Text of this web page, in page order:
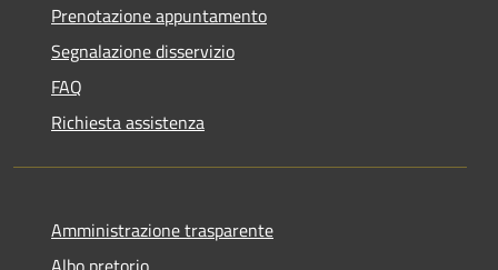
Prenotazione appuntamento
Segnalazione disservizio
FAQ
Richiesta assistenza
Amministrazione trasparente